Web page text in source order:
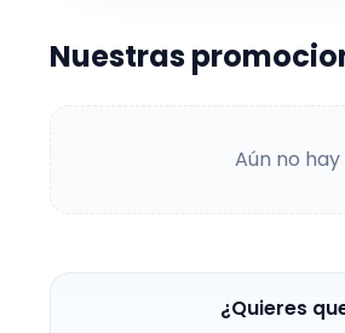
Nuestras
Aún no
¿Quieres